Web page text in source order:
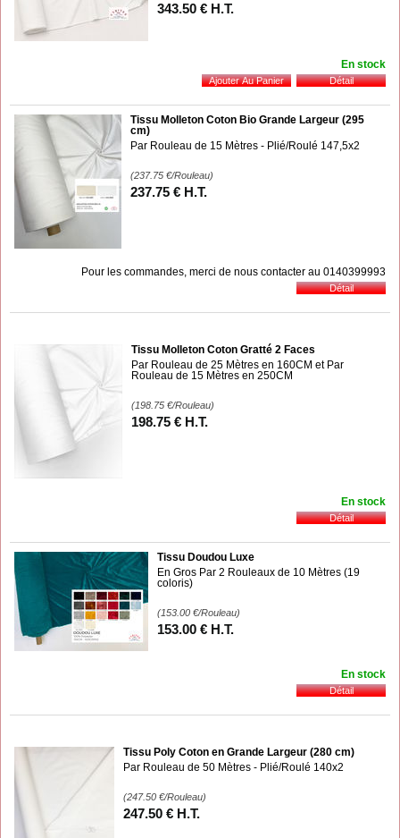
343.50 € H.T.
En stock
Tissu Molleton Coton Bio Grande Largeur (295
cm)
Par Rouleau de 15 Mètres - Plié/Roulé 147,5x2
(237.75 €/Rouleau)
237.75 € H.T.
Pour les commandes, merci de nous contacter au 0140399993
Tissu Molleton Coton Gratté 2 Faces
Par Rouleau de 25 Mètres en 160CM et Par
Rouleau de 15 Mètres en 250CM
(198.75 €/Rouleau)
198.75 € H.T.
En stock
Tissu Doudou Luxe
En Gros Par 2 Rouleaux de 10 Mètres (19
coloris)
(153.00 €/Rouleau)
153.00 € H.T.
En stock
Tissu Poly Coton en Grande Largeur (280 cm)
Par Rouleau de 50 Mètres - Plié/Roulé 140x2
(247.50 €/Rouleau)
247.50 € H.T.